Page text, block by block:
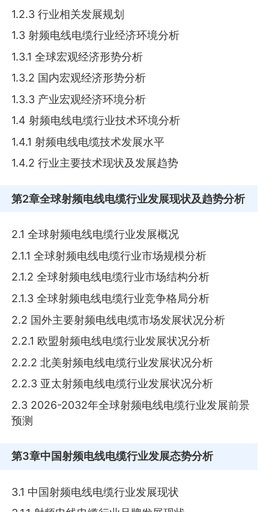
1.2.3 行业相关发展规划
1.3 射频电线电缆行业经济环境分析
1.3.1 全球宏观经济形势分析
1.3.2 国内宏观经济形势分析
1.3.3 产业宏观经济环境分析
1.4 射频电线电缆行业技术环境分析
1.4.1 射频电线电缆技术发展水平
1.4.2 行业主要技术现状及发展趋势
第2章全球射频电线电缆行业发展现状及趋势分析
2.1 全球射频电线电缆行业发展概况
2.1.1 全球射频电线电缆行业市场规模分析
2.1.2 全球射频电线电缆行业市场结构分析
2.1.3 全球射频电线电缆行业竞争格局分析
2.2 国外主要射频电线电缆市场发展状况分析
2.2.1 欧盟射频电线电缆行业发展状况分析
2.2.2 北美射频电线电缆行业发展状况分析
2.2.3 亚太射频电线电缆行业发展状况分析
2.3 2026-2032年全球射频电线电缆行业发展前景
预测
第3章中国射频电线电缆行业发展态势分析
3.1 中国射频电线电缆行业发展现状